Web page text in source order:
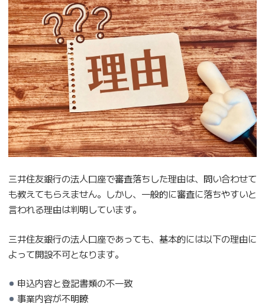
三井住友銀行の法人口座で審査落ちした理由は、問い合わせて
も教えてもらえません。しかし、一般的に審査に落ちやすいと
言われる理由は判明しています。
三井住友銀行の法人口座であっても、基本的には以下の理由に
よって開設不可となります。
申込内容と登記書類の不一致
事業内容が不明瞭